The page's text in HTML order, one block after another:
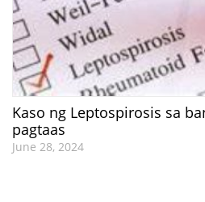
Kaso ng Leptospirosis sa
pagtaas
June 28, 2024